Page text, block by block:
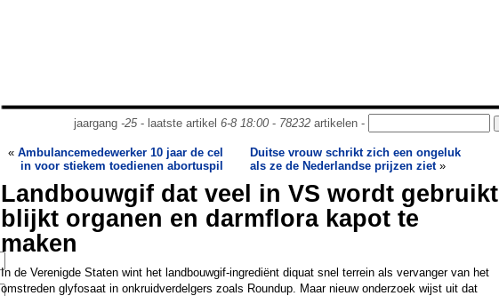
jaargang -25- laatste artikel 6-8 18:00- 78232artikelen -
« Ambulancemedewerker 10 jaar de cel
in voor stiekem toedienen abortuspil
Duitse vrouw schrikt zich een ongeluk
als ze de Nederlandse prijzen ziet»
Landbouwgif dat veel in VS wordt gebruikt
blijkt organen en darmflora kapot te
maken
In de Verenigde Staten wint het landbouwgif-ingrediënt diquat snel terrein als vervanger van het
omstreden glyfosaat in onkruidverdelgers zoals Roundup. Maar nieuw onderzoek wijst uit dat